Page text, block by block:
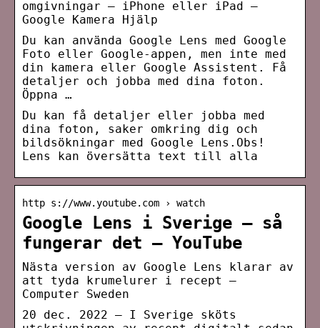
omgivningar – iPhone eller iPad –
Google Kamera Hjälp
Du kan använda Google Lens med Google
Foto eller Google-appen, men inte med
din kamera eller Google Assistent. Få
detaljer och jobba med dina foton.
Öppna …
Du kan få detaljer eller jobba med
dina foton, saker omkring dig och
bildsökningar med Google Lens.Obs!
Lens kan översätta text till alla
http s://www.youtube.com › watch
Google Lens i Sverige – så
fungerar det – YouTube
Nästa version av Google Lens klarar av
att tyda krumelurer i recept –
Computer Sweden
20 dec. 2022 — I Sverige sköts